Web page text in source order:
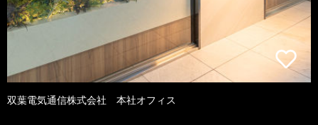
双葉電気通信株式会社 本社オフィス